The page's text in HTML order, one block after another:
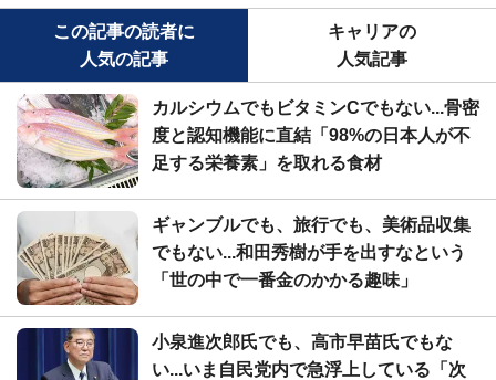
この記事の読者に
人気の記事
キャリアの
人気記事
カルシウムでもビタミンCでもない...骨密
度と認知機能に直結「98%の日本人が不
足する栄養素」を取れる食材
ギャンブルでも、旅行でも、美術品収集
でもない...和田秀樹が手を出すなという
「世の中で一番金のかかる趣味」
小泉進次郎氏でも、高市早苗氏でもな
い...いま自民党内で急浮上している「次